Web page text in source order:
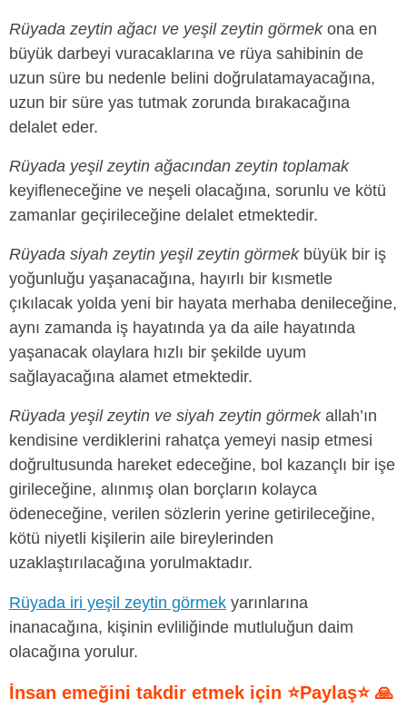
Rüyada zeytin ağacı ve yeşil zeytin görmekona en
büyük darbeyi vuracaklarına ve rüya sahibinin de
uzun süre bu nedenle belini doğrulatamayacağına,
uzun bir süre yas tutmak zorunda bırakacağına
delalet eder.
Rüyada yeşil zeytin ağacından zeytin toplamak
keyifleneceğine ve neşeli olacağına, sorunlu ve kötü
zamanlar geçirileceğine delalet etmektedir.
Rüyada siyah zeytin yeşil zeytin görmekbüyük bir iş
yoğunluğu yaşanacağına, hayırlı bir kısmetle
çıkılacak yolda yeni bir hayata merhaba denileceğine,
aynı zamanda iş hayatında ya da aile hayatında
yaşanacak olaylara hızlı bir şekilde uyum
sağlayacağına alamet etmektedir.
Rüyada yeşil zeytin ve siyah zeytin görmekallah’ın
kendisine verdiklerini rahatça yemeyi nasip etmesi
doğrultusunda hareket edeceğine, bol kazançlı bir işe
girileceğine, alınmış olan borçların kolayca
ödeneceğine, verilen sözlerin yerine getirileceğine,
kötü niyetli kişilerin aile bireylerinden
uzaklaştırılacağına yorulmaktadır.
Rüyada iri yeşil zeytin görmek yarınlarına
inanacağına, kişinin evliliğinde mutluluğun daim
olacağına yorulur.
İnsan emeğini takdir etmek için ⭐Paylaş⭐ 🙏